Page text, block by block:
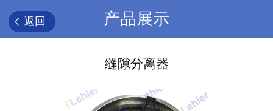
产品展示
返回
缝隙分离器